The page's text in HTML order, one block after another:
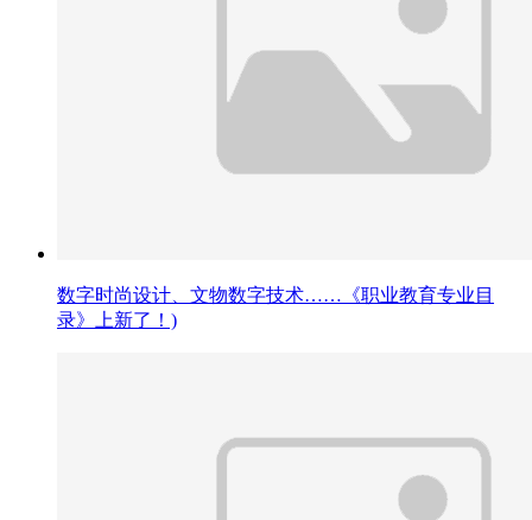
数字时尚设计、文物数字技术……《职业教育专业目
录》上新了！)